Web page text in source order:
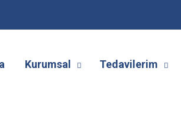
Kurumsal Tedavilerim